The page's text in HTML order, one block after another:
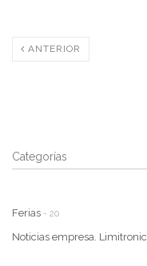
ANTERIOR
Categorías
Ferias - 20
Noticias empresa. Limitronic